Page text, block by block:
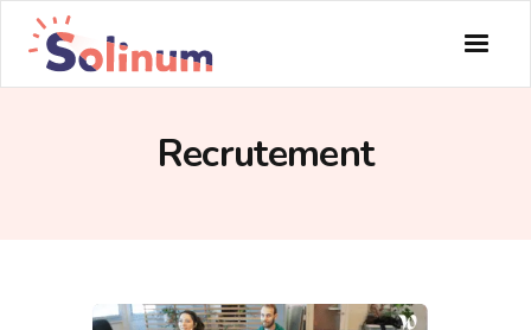
Recrutement